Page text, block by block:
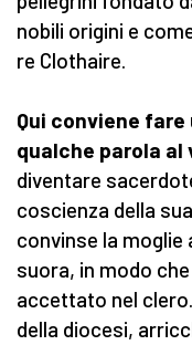
nobili origini e
re Clothaire.
Qui conviene
qualche parola al
diventare
coscienza della
convinse la moglie
suora, in modo
accettato nel
della diocesi,